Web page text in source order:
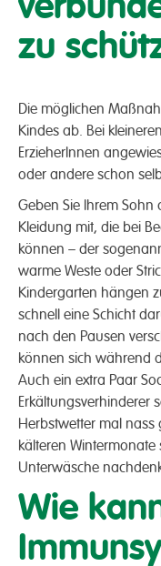
zu
Die möglichen
Kindes ab. Bei
ErzieherInnen
oder andere schon
Geben Sie Ihrem Sohn
Kleidung mit, die bei
können – der
warme Weste oder
Kindergarten hängen
schnell eine Schicht
nach den Pausen
können sich während
Auch ein extra Paar
Erkältungsverhinderer
Herbstwetter mal
kälteren
Unterwäsche
Wie